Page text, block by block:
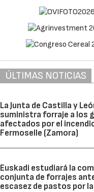
ÚLTIMAS NOTICIAS
La Junta de Castilla y
suministra forraje a los
afectados por el
Fermoselle (Zamora)
Euskadi estudiará la
conjunta de forrajes
escasez de pastos por